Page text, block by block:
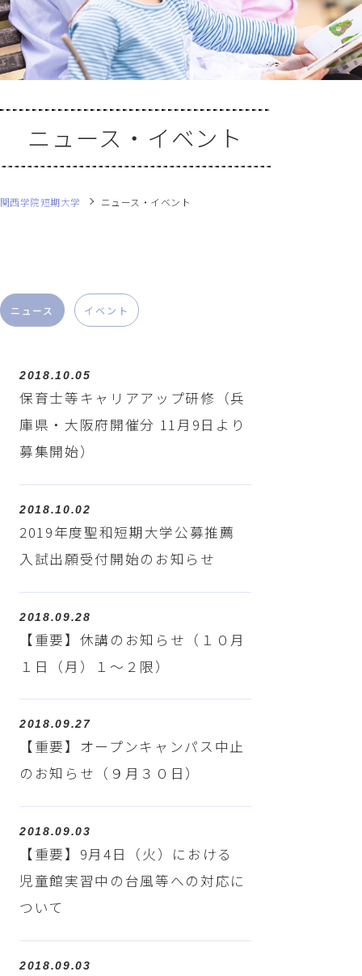
ニュース・イベント
関西学院短期大学 ニュース・イベント
ニュース イベント
2018.10.05
保育士等キャリアアップ研修（兵
庫県・大阪府開催分 11月9日より
募集開始）
2018.10.02
2019年度聖和短期大学公募推薦
入試出願受付開始のお知らせ
2018.09.28
【重要】休講のお知らせ（１０月
１日（月）１～２限）
2018.09.27
【重要】オープンキャンパス中止
のお知らせ（９月３０日）
2018.09.03
【重要】9月4日（火）における
児童館実習中の台風等への対応に
ついて
2018.09.03